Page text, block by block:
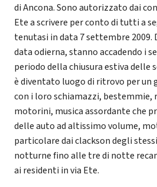
di Ancona. Sono autorizzato dai
Ete a scrivere per conto di tutti a
tenutasi in data 7 settembre 2009.
data odierna, stanno accadendo i
periodo della chiusura estiva delle
è diventato luogo di ritrovo per un
con i loro schiamazzi, bestemmie,
motorini, musica assordante che
delle auto ad altissimo volume,
particolare dai clackson degli
notturne fino alle tre di notte
ai residenti in via Ete.